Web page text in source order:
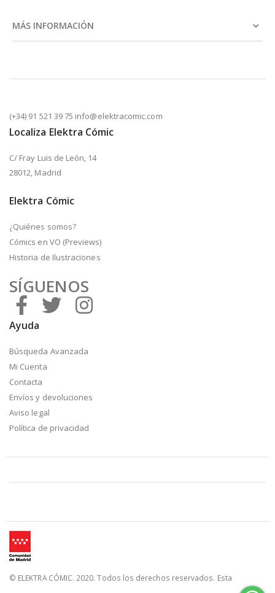
MÁS INFORMACIÓN
(+34) 91 521 39 75 info@elektracomic.com
Localiza Elektra Cómic
C/ Fray Luis de León, 14
28012, Madrid
Elektra Cómic
¿Quiénes somos?
Cómics en VO (Previews)
Historia de Ilustraciones
SÍGUENOS
Ayuda
Búsqueda Avanzada
Mi Cuenta
Contacta
Envíos y devoluciones
Aviso legal
Política de privacidad
© ELEKTRA CÓMIC. 2020. Todos los derechos reservados. Esta